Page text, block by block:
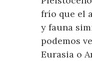
frío que el
y fauna
podemos
Eurasia o